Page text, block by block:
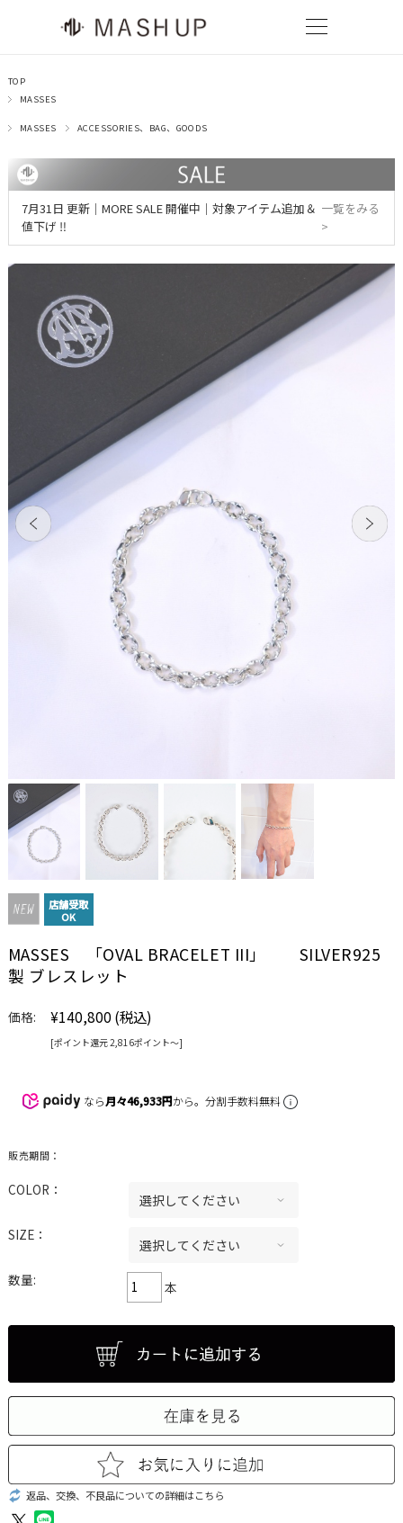
TOP
MASSES
MASSES ACCESSORIES、BAG、GOODS
7月31日 更新｜MORE SALE 開催中｜対象アイテム追加＆
値下げ ‼
一覧をみる
>
店舗受取
OK
MASSES 「OVAL BRACELET III」 SILVER925
製 ブレスレット
価格: ¥140,800 (税込)
[ポイント還元 2,816ポイント〜]
なら月々46,933円から。分割手数料無料
販売期間：
COLOR：
SIZE：
数量: 本
返品、交換、不良品についての詳細はこちら